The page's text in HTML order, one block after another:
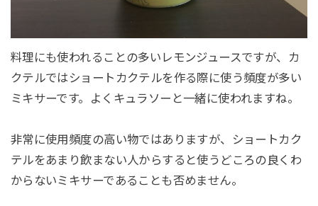
料理にも使われることの多いレモンジュースですが、カ
クテルではショートカクテルを作る際に使う頻度が多い
ミキサーです。よくキュラソーと一緒に使われますね。
非常に使用頻度の高い物ではありますが、ショートカク
テルをあまり飲まない人からすると使うどころの良くわ
からないミキサーであることも否めません。